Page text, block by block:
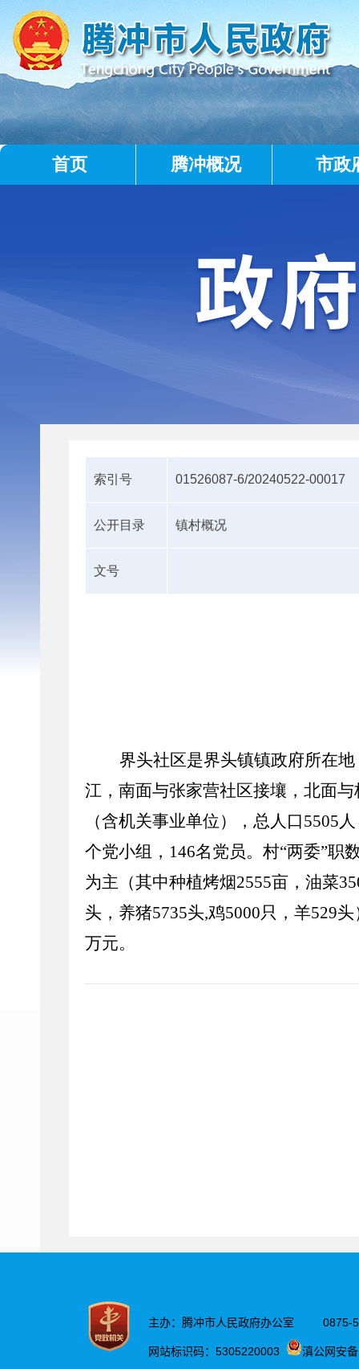
首页 腾冲概况 市政
索引号 01526087-6/20240522-00017
公开目录 镇村概况
文号
界头社区是界头镇镇政府所在
江，南面与张家营社区接壤，北面
（含机关事业单位），总人口5505
个党小组，146名党员。村“两委”职
为主（其中种植烤烟2555亩，油菜
头，养猪5735头,鸡5000只，羊529
万元。